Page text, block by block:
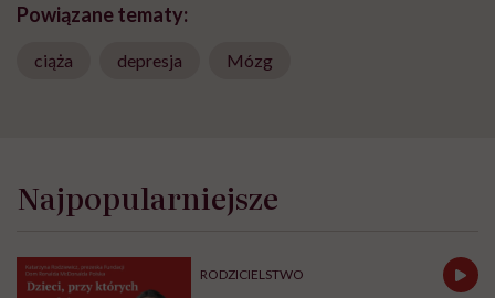
Powiązane tematy:
ciąża depresja Mózg
Najpopularniejsze
RODZICIELSTWO